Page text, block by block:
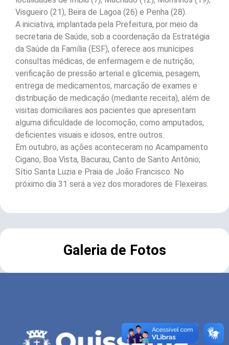
Visgueiro (21), Beira de Lagoa (26) e Penha (28).
A iniciativa, implantada pela Prefeitura, por meio da
secretaria de Saúde, sob a coordenação da Estratégia
da Saúde da Família (ESF), oferece aos munícipes
consultas médicas, de enfermagem e de nutrição;
verificação de pressão arterial e glicemia, pesagem,
entrega de medicamentos, marcação de exames e
distribuição de medicação (mediante receita), além de
visitas domiciliares aos pacientes que apresentam
alguma dificuldade de locomoção, como amputados,
deficientes visuais e idosos, entre outros.
Em outubro, as ações aconteceram no Acampamento
Cigano, Boa Vista, Bacurau, Canto de Santo Antônio;
Sítio Santa Luzia e Praia de João Francisco. No
próximo dia 31 será a vez dos moradores de Flexeiras.
Galeria de Fotos